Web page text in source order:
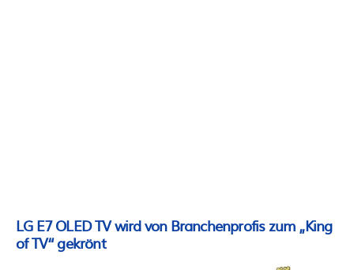
LG E7 OLED TV wird von Branchenprofis zum „King
of TV“ gekrönt